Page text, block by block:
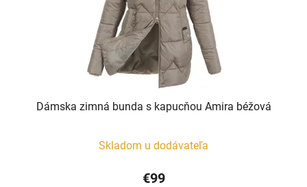
Dámska zimná bunda s kapucňou Amira béžová
Skladom u dodávateľa
€99